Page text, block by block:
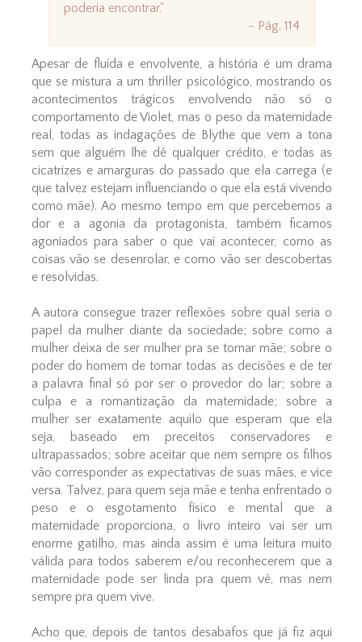
poderia encontrar."
- Pág. 114
Apesar de fluída e envolvente, a história é um drama
que se mistura a um thriller psicológico, mostrando os
acontecimentos trágicos envolvendo não só o
comportamento de Violet, mas o peso da maternidade
real, todas as indagações de Blythe que vem a tona
sem que alguém lhe dê qualquer crédito, e todas as
cicatrizes e amarguras do passado que ela carrega (e
que talvez estejam influenciando o que ela está vivendo
como mãe). Ao mesmo tempo em que percebemos a
dor e a agonia da protagonista, também ficamos
agoniados para saber o que vai acontecer, como as
coisas vão se desenrolar, e como vão ser descobertas
e resolvidas.
A autora consegue trazer reflexões sobre qual seria o
papel da mulher diante da sociedade; sobre como a
mulher deixa de ser mulher pra se tornar mãe; sobre o
poder do homem de tomar todas as decisões e de ter
a palavra final só por ser o provedor do lar; sobre a
culpa e a romantização da maternidade; sobre a
mulher ser exatamente aquilo que esperam que ela
seja, baseado em preceitos conservadores e
ultrapassados; sobre aceitar que nem sempre os filhos
vão corresponder as expectativas de suas mães, e vice
versa. Talvez, para quem seja mãe e tenha enfrentado o
peso e o esgotamento físico e mental que a
maternidade proporciona, o livro inteiro vai ser um
enorme gatilho, mas ainda assim é uma leitura muito
válida para todos saberem e/ou reconhecerem que a
maternidade pode ser linda pra quem vê, mas nem
sempre pra quem vive.
Acho que, depois de tantos desabafos que já fiz aqui